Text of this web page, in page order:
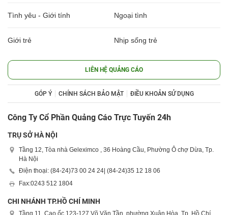
Tình yêu - Giới tính Ngoại tình
Giới trẻ Nhịp sống trẻ
LIÊN HỆ QUẢNG CÁO
GÓP Ý CHÍNH SÁCH BẢO MẬT ĐIỀU KHOẢN SỬ DỤNG
Công Ty Cổ Phần Quảng Cáo Trực Tuyến 24h
TRỤ SỞ HÀ NỘI
Tầng 12, Tòa nhà Geleximco , 36 Hoàng Cầu, Phường Ô chợ Dừa, Tp.
Hà Nội
Điện thoại: (84-24)73 00 24 24 | (84-24)35 12 18 06
Fax:0243 512 1804
CHI NHÁNH TP.HỒ CHÍ MINH
Tầng 11, Cao ốc 123-127 Võ Văn Tần, phường Xuân Hòa, Tp. Hồ Chí